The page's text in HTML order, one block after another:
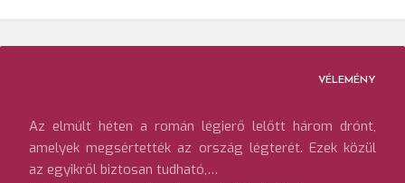
VÉLEMÉNY
Az elmúlt héten a román légierő lelőtt három drónt,
amelyek megsértették az ország légterét. Ezek közül
az egyikről biztosan tudható,…